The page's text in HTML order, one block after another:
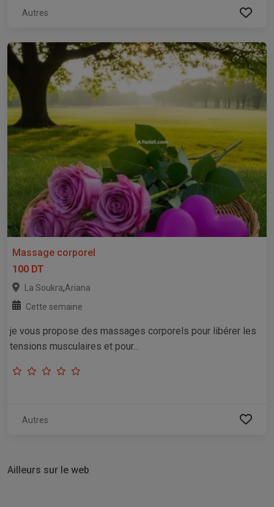
Autres
Massage corporel
100 DT
La Soukra,Ariana
Cette semaine
je vous propose des massages corporels pour libérer les
tensions musculaires et pour...
Autres
Ailleurs sur le web